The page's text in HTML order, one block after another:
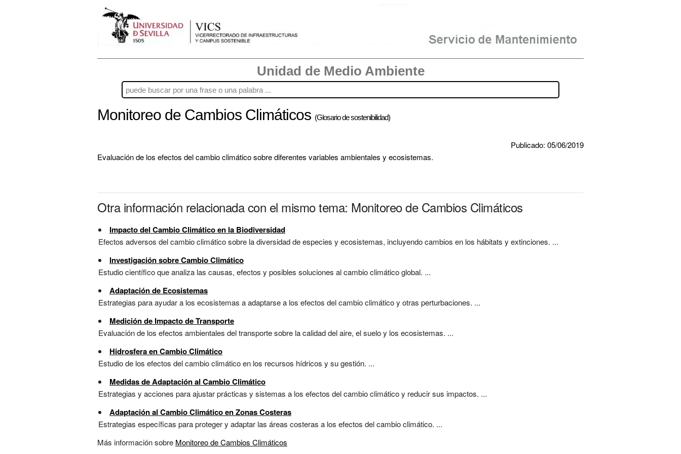
Unidad de Medio Ambiente
Monitoreo de Cambios Climáticos (Glosario de sostenibilidad)
Publicado: 05/06/2019
Evaluación de los efectos del cambio climático sobre diferentes variables ambientales y ecosistemas.
Otra información relacionada con el mismo tema: Monitoreo de Cambios Climáticos
Impacto del Cambio Climático en la Biodiversidad
Efectos adversos del cambio climático sobre la diversidad de especies y ecosistemas, incluyendo cambios en los hábitats y extinciones. ...
Investigación sobre Cambio Climático
Estudio científico que analiza las causas, efectos y posibles soluciones al cambio climático global. ...
Adaptación de Ecosistemas
Estrategias para ayudar a los ecosistemas a adaptarse a los efectos del cambio climático y otras perturbaciones. ...
Medición de Impacto de Transporte
Evaluación de los efectos ambientales del transporte sobre la calidad del aire, el suelo y los ecosistemas. ...
Hidrosfera en Cambio Climático
Estudio de los efectos del cambio climático en los recursos hídricos y su gestión. ...
Medidas de Adaptación al Cambio Climático
Estrategias y acciones para ajustar prácticas y sistemas a los efectos del cambio climático y reducir sus impactos. ...
Adaptación al Cambio Climático en Zonas Costeras
Estrategias específicas para proteger y adaptar las áreas costeras a los efectos del cambio climático. ...
Más información sobre Monitoreo de Cambios Climáticos